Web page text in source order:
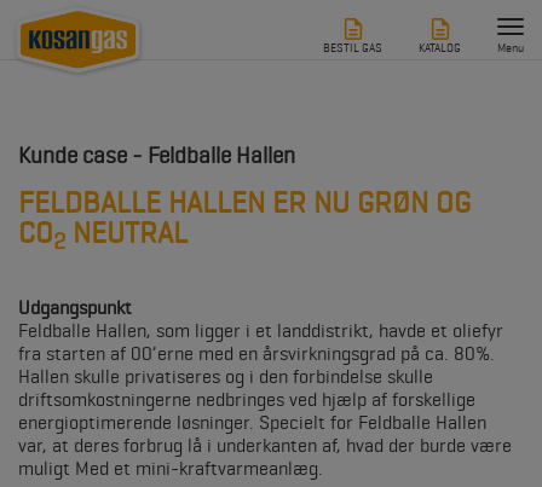
Menu
KATALOG
BESTIL GAS
Kunde case - Feldballe Hallen
FELDBALLE HALLEN ER NU GRØN OG
CO2 NEUTRAL
Udgangspunkt
Feldballe Hallen, som ligger i et landdistrikt, havde et oliefyr
fra starten af 00’erne med en årsvirkningsgrad på ca. 80%.
Hallen skulle privatiseres og i den forbindelse skulle
driftsomkostningerne nedbringes ved hjælp af forskellige
energioptimerende løsninger. Specielt for Feldballe Hallen
var, at deres forbrug lå i underkanten af, hvad der burde være
muligt Med et mini-kraftvarmeanlæg.